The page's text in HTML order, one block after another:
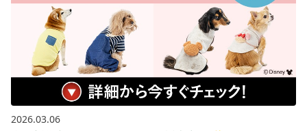
2026.03.06